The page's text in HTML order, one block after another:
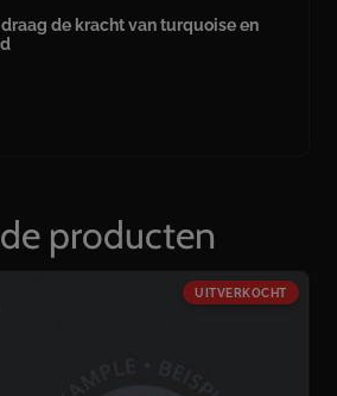
de kracht van turquoise en
producten